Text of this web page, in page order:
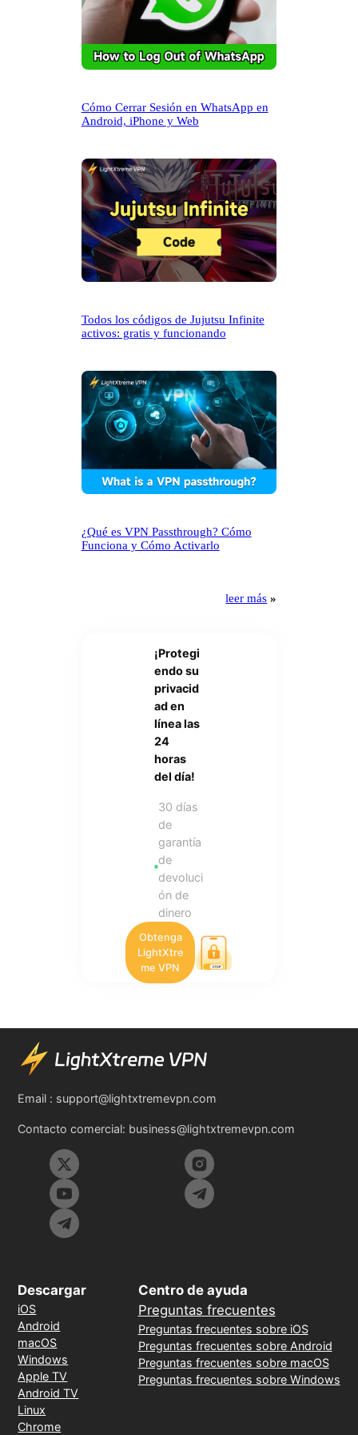
Cómo Cerrar Sesión en WhatsApp en
Android, iPhone y Web
Todos los códigos de Jujutsu Infinite
activos: gratis y funcionando
¿Qué es VPN Passthrough? Cómo
Funciona y Cómo Activarlo
leer más »
¡Protegi
endo su
privacid
ad en
línea las
24
horas
del día!
30 días
de
garantía
de
devoluci
ón de
dinero
Obtenga
LightXtre
me VPN
Email : support@lightxtremevpn.com
Contacto comercial: business@lightxtremevpn.com
Descargar
iOS
Android
macOS
Windows
Apple TV
Android TV
Linux
Chrome
Centro de ayuda
Preguntas frecuentes
Preguntas frecuentes sobre iOS
Preguntas frecuentes sobre Android
Preguntas frecuentes sobre macOS
Preguntas frecuentes sobre Windows